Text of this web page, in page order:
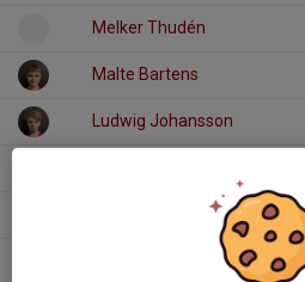
Melker Thudén
Malte Bartens
Ludwig Johansson